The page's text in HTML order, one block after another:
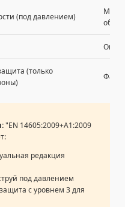
(под давлением)
(только
"EN 14605:2009+A1:2009
редакция
под давлением
с уровнем 3 для